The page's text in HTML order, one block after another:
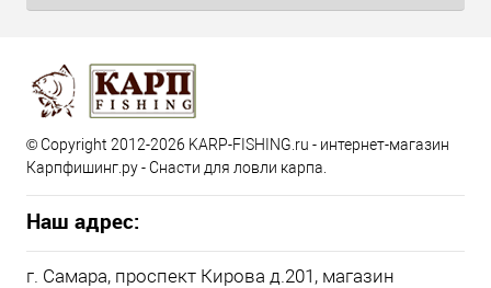
© Copyright 2012-2026 KARP-FISHING.ru - интернет-магазин
Карпфишинг.ру - Снасти для ловли карпа.
Наш адрес:
г. Самара, проспект Кирова д.201, магазин